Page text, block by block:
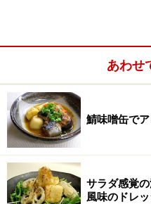
あわせ
鯖味噌缶で
サラダ感覚
風味のドレッ